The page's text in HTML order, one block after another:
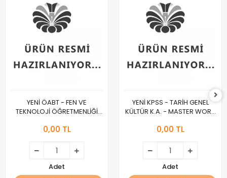
YENİ ÖABT - FEN VE
TEKNOLOJİ ÖĞRETMENLİĞİ
0,00 TL
Adet
YENİ KPSS - TARİH GENEL
KÜLTÜR K.A. - MASTER WORK
0,00 TL
Adet